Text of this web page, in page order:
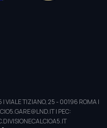
| VIALE TIZIANO, 25 - 00196 ROMA |
| PEC: